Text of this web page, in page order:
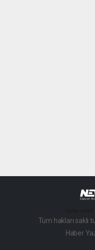
Tüm hakları saklı
Haber